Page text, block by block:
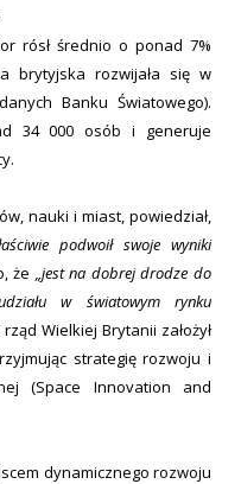
rósł średnio o ponad 7%
brytyjska rozwijała się w
Banku Światowego).
34 000 osób i generuje
nauki i miast, powiedział,
podwoił swoje wyniki
że „jest na dobrej drodze do
w światowym rynku
Wielkiej Brytanii założył
strategię rozwoju i
(Space Innovation and
dynamicznego rozwoju